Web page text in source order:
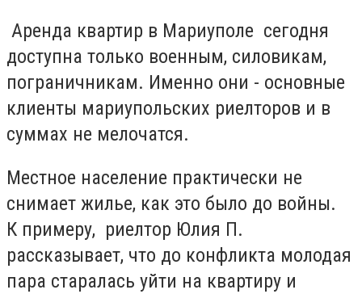
Аренда квартир в Мариуполе сегодня
доступна только военным, силовикам,
пограничникам. Именно они - основные
клиенты мариупольских риелторов и в
суммах не мелочатся.
Местное население практически не
снимает жилье, как это было до войны.
К примеру, риелтор Юлия П.
рассказывает, что до конфликта молодая
пара старалась уйти на квартиру и